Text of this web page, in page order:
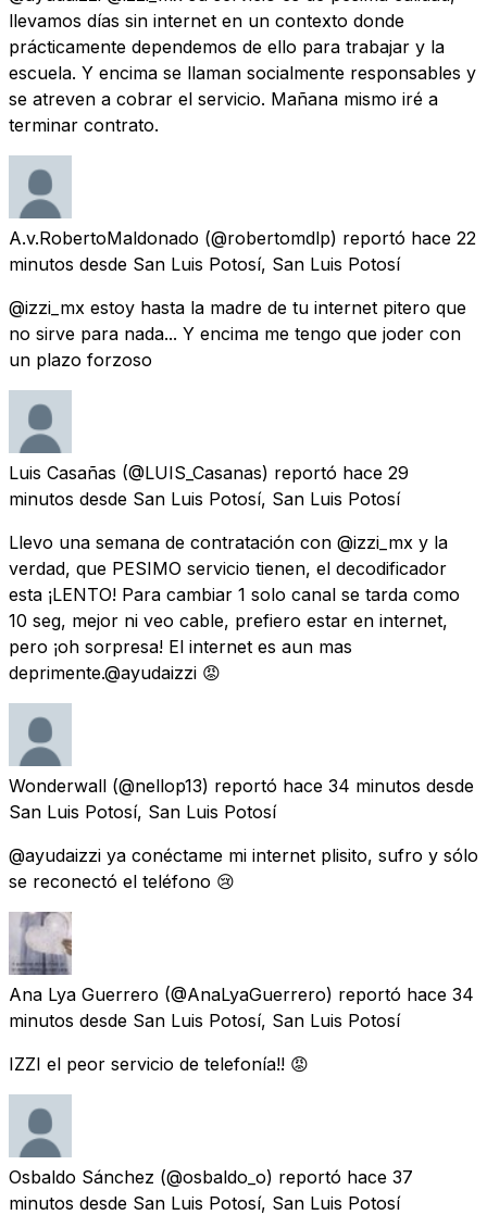
llevamos días sin internet en un contexto donde
prácticamente dependemos de ello para trabajar y la
escuela. Y encima se llaman socialmente responsables y
se atreven a cobrar el servicio. Mañana mismo iré a
terminar contrato.
A.v.RobertoMaldonado (@robertomdlp) reportó hace 22
minutos desde San Luis Potosí, San Luis Potosí
@izzi_mx estoy hasta la madre de tu internet pitero que
no sirve para nada... Y encima me tengo que joder con
un plazo forzoso
Luis Casañas (@LUIS_Casanas) reportó hace 29
minutos desde San Luis Potosí, San Luis Potosí
Llevo una semana de contratación con @izzi_mx y la
verdad, que PESIMO servicio tienen, el decodificador
esta ¡LENTO! Para cambiar 1 solo canal se tarda como
10 seg, mejor ni veo cable, prefiero estar en internet,
pero ¡oh sorpresa! El internet es aun mas
deprimente.@ayudaizzi 😡
Wonderwall (@nellop13) reportó hace 34 minutos desde
San Luis Potosí, San Luis Potosí
@ayudaizzi ya conéctame mi internet plisito, sufro y sólo
se reconectó el teléfono 😢
Ana Lya Guerrero (@AnaLyaGuerrero) reportó hace 34
minutos desde San Luis Potosí, San Luis Potosí
IZZI el peor servicio de telefonía!! 😡
Osbaldo Sánchez (@osbaldo_o) reportó hace 37
minutos desde San Luis Potosí, San Luis Potosí